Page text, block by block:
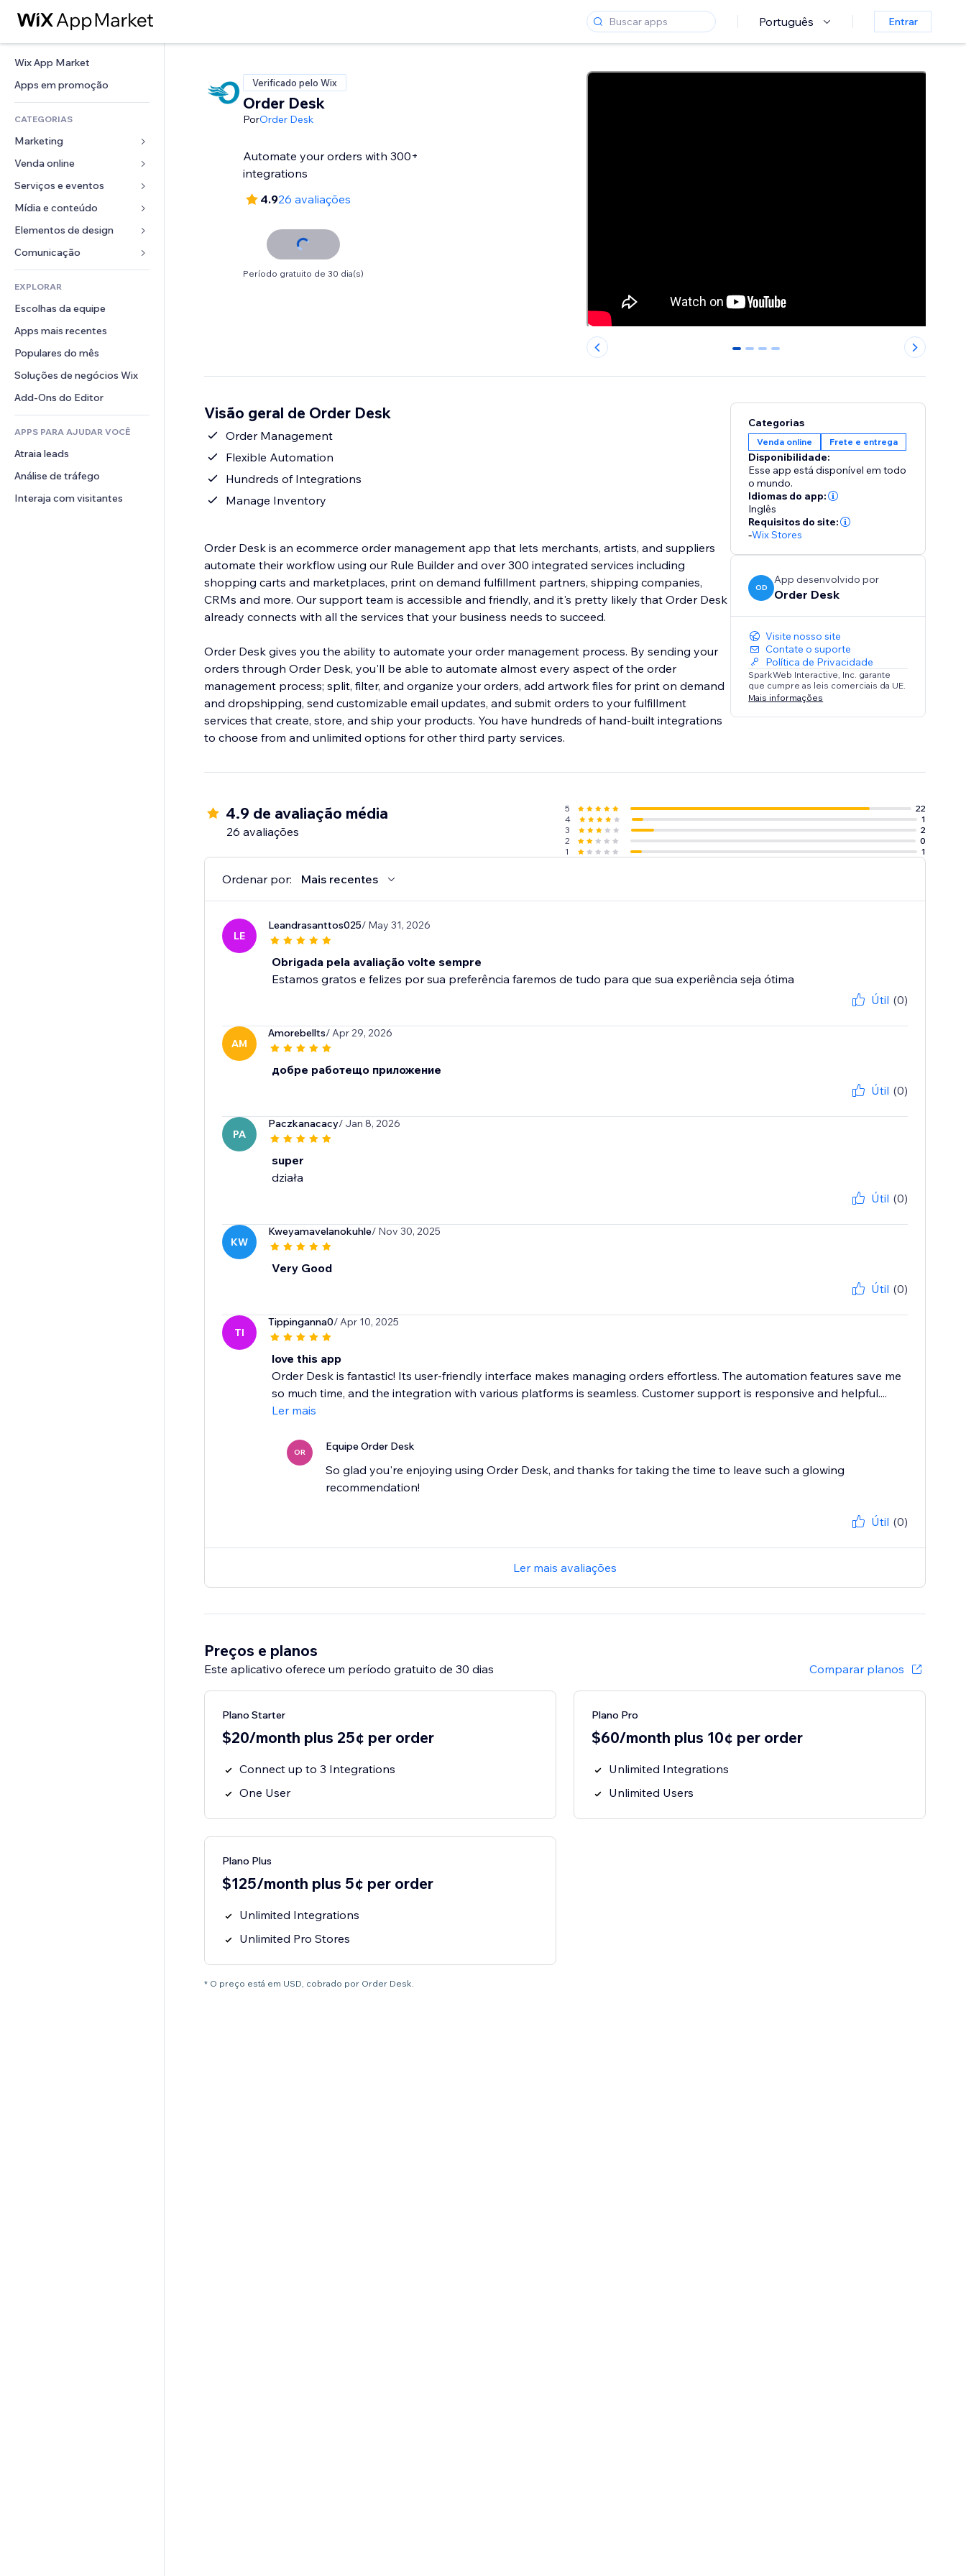
Português Entrar
Wix App Market
Apps em promoção
CATEGORIAS
Marketing
Anúncios
Mobile
Análises
Listas do site
Email
Venda online
Apps para lojas
Frete e entrega
Botões de venda
Contabilidade
Cupons e fidelidade
Soluções de armazenamento
Serviços e eventos
Hotéis
Eventos
Restaurantes
Imobiliária
Meus agendamentos
Mídia e conteúdo
Galeria
Músicas
Podcasts
Fotografia
Vídeo
PDF
Compartilhamento de arquivos
Notícias
Elementos de design
Mapas e navegação
Privacidade e segurança
Relógio
Templates de página
Efeitos de imagem
Botões e menus
Banners e selos
Calculadoras
Busca
Previsão do tempo
Tabelas e gráficos
Formulários
Enquetes
Chat
Comentários
Telefone
Comunidade
Avaliações e depoimentos
CRM
EXPLORAR
Escolhas da equipe
Apps mais recentes
Populares do mês
Soluções de negócios Wix
Add-Ons do Editor
APPS PARA AJUDAR VOCÊ
Atraia leads
Análise de tráfego
Interaja com visitantes
Verificado pelo Wix
Order Desk
PorOrder Desk
Automate your orders with 300+
integrations
4.926 avaliações
Período gratuito de 30 dia(s)
0 1 2 3
Visão geral de Order Desk
Order Management
Flexible Automation
Hundreds of Integrations
Manage Inventory
Order Desk is an ecommerce order management app that lets merchants, artists, and suppliers
automate their workflow using our Rule Builder and over 300 integrated services including
shopping carts and marketplaces, print on demand fulfillment partners, shipping companies,
CRMs and more. Our support team is accessible and friendly, and it's pretty likely that Order Desk
already connects with all the services that your business needs to succeed.
Order Desk gives you the ability to automate your order management process. By sending your
orders through Order Desk, you'll be able to automate almost every aspect of the order
management process; split, filter, and organize your orders, add artwork files for print on demand
and dropshipping, send customizable email updates, and submit orders to your fulfillment
services that create, store, and ship your products. You have hundreds of hand-built integrations
to choose from and unlimited options for other third party services.
Categorias
Venda online Frete e entrega
Disponibilidade:
Esse app está disponível em todo
o mundo.
Idiomas do app:
Inglês
Requisitos do site:
-Wix Stores
OD
App desenvolvido por
Order Desk
Visite nosso site
Contate o suporte
Política de Privacidade
SparkWeb Interactive, Inc. garante
que cumpre as leis comerciais da UE.
Mais informações
4.9 de avaliação média
26 avaliações
5
22
4
1
3
2
2
0
1
1
Ordenar por: Mais recentes
LE
Leandrasanttos025/ May 31, 2026
Obrigada pela avaliação volte sempre
Estamos gratos e felizes por sua preferência faremos de tudo para que sua experiência seja ótima
Útil (0)
AM
Amorebellts/ Apr 29, 2026
добре работещо приложение
Útil (0)
PA
Paczkanacacy/ Jan 8, 2026
super
działa
Útil (0)
KW
Kweyamavelanokuhle/ Nov 30, 2025
Very Good
Útil (0)
TI
Tippinganna0/ Apr 10, 2025
love this app
Order Desk is fantastic! Its user-friendly interface makes managing orders effortless. The automation features save me
so much time, and the integration with various platforms is seamless. Customer support is responsive and helpful....
Ler mais
OR Equipe Order Desk
So glad you're enjoying using Order Desk, and thanks for taking the time to leave such a glowing
recommendation!
Útil (0)
Ler mais avaliações
Preços e planos
Este aplicativo oferece um período gratuito de 30 dias Comparar planos
Plano Starter
$20/month plus 25¢ per order
Connect up to 3 Integrations
One User
Plano Pro
$60/month plus 10¢ per order
Unlimited Integrations
Unlimited Users
Plano Plus
$125/month plus 5¢ per order
Unlimited Integrations
Unlimited Pro Stores
* O preço está em USD, cobrado por Order Desk.